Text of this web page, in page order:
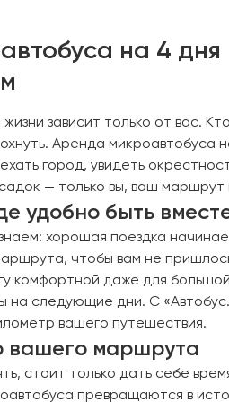
на 4
зависит только от вас.
Аренда
город, увидеть
— только вы, ваш
удобно быть
хорошая поездка
чтобы вам не
комфортной даже для
на следующие дни. С
вашего путешествия.
вашего маршрута
стоит только дать себе
превращаются в
Ярославль